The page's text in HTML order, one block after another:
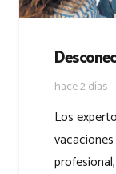
hace 2 días
Los